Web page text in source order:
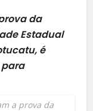
da
Estadual
é
a prova da